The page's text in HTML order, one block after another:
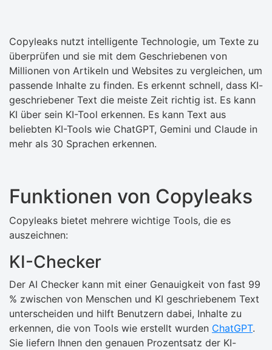
Copyleaks nutzt intelligente Technologie, um Texte zu
überprüfen und sie mit dem Geschriebenen von
Millionen von Artikeln und Websites zu vergleichen, um
passende Inhalte zu finden. Es erkennt schnell, dass KI-
geschriebener Text die meiste Zeit richtig ist. Es kann
KI über sein KI-Tool erkennen. Es kann Text aus
beliebten KI-Tools wie ChatGPT, Gemini und Claude in
mehr als 30 Sprachen erkennen.
Funktionen von Copyleaks
Copyleaks bietet mehrere wichtige Tools, die es
auszeichnen:
KI-Checker
Der AI Checker kann mit einer Genauigkeit von fast 99
% zwischen von Menschen und KI geschriebenem Text
unterscheiden und hilft Benutzern dabei, Inhalte zu
erkennen, die von Tools wie erstellt wurden ChatGPT.
Sie liefern Ihnen den genauen Prozentsatz der KI-